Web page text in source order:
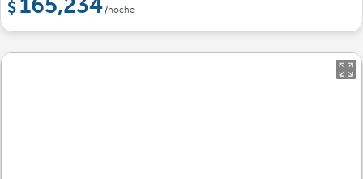
165,234/noche